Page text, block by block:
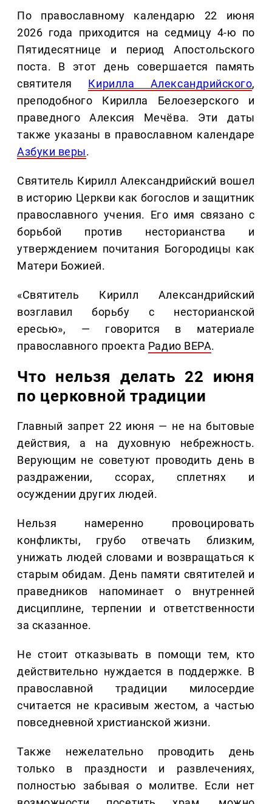
По православному календарю 22 июня
2026 года приходится на седмицу 4-ю по
Пятидесятнице и период Апостольского
поста. В этот день совершается память
святителя Кирилла Александрийского,
преподобного Кирилла Белоезерского и
праведного Алексия Мечёва. Эти даты
также указаны в православном календаре
Азбуки веры.
Святитель Кирилл Александрийский вошел
в историю Церкви как богослов и защитник
православного учения. Его имя связано с
борьбой против несторианства и
утверждением почитания Богородицы как
Матери Божией.
«Святитель Кирилл Александрийский
возглавил борьбу с несторианской
ересью», — говорится в материале
православного проекта Радио ВЕРА.
Что нельзя делать 22 июня
по церковной традиции
Главный запрет 22 июня — не на бытовые
действия, а на духовную небрежность.
Верующим не советуют проводить день в
раздражении, ссорах, сплетнях и
осуждении других людей.
Нельзя намеренно провоцировать
конфликты, грубо отвечать близким,
унижать людей словами и возвращаться к
старым обидам. День памяти святителей и
праведников напоминает о внутренней
дисциплине, терпении и ответственности
за сказанное.
Не стоит отказывать в помощи тем, кто
действительно нуждается в поддержке. В
православной традиции милосердие
считается не красивым жестом, а частью
повседневной христианской жизни.
Также нежелательно проводить день
только в праздности и развлечениях,
полностью забывая о молитве. Если нет